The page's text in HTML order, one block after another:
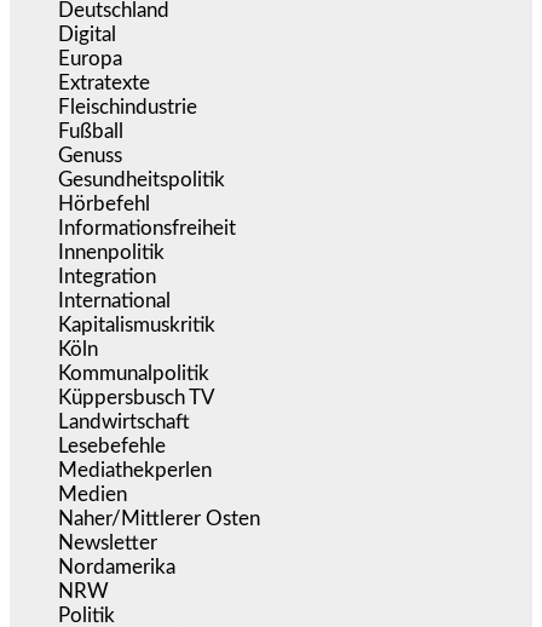
Deutschland
Digital
Europa
Extratexte
Fleischindustrie
Fußball
Genuss
Gesundheitspolitik
Hörbefehl
Informationsfreiheit
Innenpolitik
Integration
International
Kapitalismuskritik
Köln
Kommunalpolitik
Küppersbusch TV
Landwirtschaft
Lesebefehle
Mediathekperlen
Medien
Naher/Mittlerer Osten
Newsletter
Nordamerika
NRW
Politik